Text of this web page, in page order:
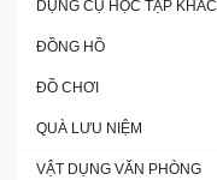
DỤNG CỤ HỌC TẬP KHÁC
ĐỒNG HỒ
ĐỒ CHƠI
QUÀ LƯU NIỆM
VẬT DỤNG VĂN PHÒNG